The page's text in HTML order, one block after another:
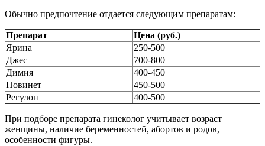
Обычно предпочтение отдается следующим препаратам:
Препарат
Цена (руб.)
Ярина
250-500
Джес
700-800
Димия
400-450
Новинет
450-500
Регулон
400-500
При подборе препарата гинеколог учитывает возраст
женщины, наличие беременностей, абортов и родов,
особенности фигуры.